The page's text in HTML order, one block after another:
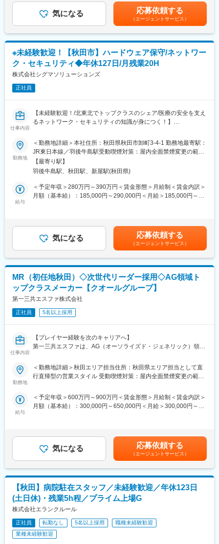
■開発環境：NET, C#, VB, SQLなど
す。
タブレット薬歴をはじめ、シグマコネクト（新薬情報や操作マニ
ュアル、イベントの開催案内まで、様々な情報をメニュー画面か
らお知らせ）などの新機能を多数搭載。
クラウド版薬歴や本部管理システムなどのチェーン薬局向け機能
も充実。
Elixirシリーズの使いやすさはそのままに、お客様から末永く選ば
れるレセコンとなるよう進化しました。
■当社について：
シェアを誇り、業界としてもニーズが増え続けている成長産業で
す。
当社システムや全国3,000軒の調剤薬局で使用されています。
当社では医療システム（電子カルテ、医療事務システムなど）、
スケア領域におけるITシステム導入での地域貢献を行っておりま
す。
弊社が業界に先んじて開発しました。QRコードで患者さんの服薬
ログの管理など新しいシステムや開発を取り入れ成長していま
す。
変更の範囲：会社の定める業務
気になる 応募依頼する
（エージェントサービス）
※未経験歓迎！【秋田市】ハードウェア保守/ネットワー
ク・セキュリティ◆年休127日/月残業20H
株式会社シグマソリューションズ
正社員
仕事内容
【未経験歓迎！/北東北でトップクラスのシェア/医療の安全を支え
るネットワーク・セキュリティの知識が身につく！】
■魅力
・年間休日127日、残業20時間程度で働きやすい環境です！
・北東北にて、医療機関向けシステムの導入でトップクラスのシ
ェアを誇り、業界における認知度が高く、安定しています！
・医療DX化に伴い需要が急増している「ネットワーク構築」や
「セキュリティ対策」の最前線に関わることができ、エンジニア
としての専門性を高められます。
開発および販売を手掛ける同社にて、ネットワーク・セキュリテ
ィ構築やハードウェア保守を担当いただきます。入社後の適性や
希望に応じて、以下いずれかの業務、または複合的な業務に振り
＜ネットワーク・セキュリティ業務＞
・プリセールス（営業同行または単独での、ヒアリング／要件定
義／提案書・見積作成／プレゼン）
・設計（物理構成・論理構成の設計）
・機器（UTMや各種ネットワークスイッチ等）の設定、設置
・保守運用
・最新セキュリティ動向の調査・標準化（ニュース等で報じられ
る重大インシデントの分析と、医療機関向けの独自構築ガイドラ
インへの反映・アップデート）
・顧客が利用するＩＴ機器（サーバ、ネットワーク、PC等）の障
害発生時の対応
・システム導入時の設置作業・配線作業等
経験の方でも安心して就業可能です。
業界としてもニーズが高い成長産業です。
昨今はセキュリティの重要度が高まっており、医療機関へ特化し
たセキュアなネットワーク環境の提案にも注力しています。
当社では医療システム、介護システム、歯科医院向けのシステム
などの販社として、ヘルスケア領域におけるITシステム導入での
地域貢献を行っております。
また自社開発製品である調剤薬局向けシステム「ElixirS」は、代
理店を通じて全国の調剤薬局に導入されております。
勤務地
＜勤務地詳細＞本社住所：秋田県秋田市卸町3-4-1 勤務地最寄駅：
JR東日本線／羽後牛島駅受動喫煙対策：屋内全面禁煙変更の範
囲：会社の定める事業所
【最寄り駅】
羽後牛島駅、秋田駅、新屋駅(秋田県)
給与
＜予定年収＞280万円～390万円＜賃金形態＞月給制＜賃金内訳＞
月額（基本給）：185,000円～290,000円＜月給＞185,000円～
気になる 応募依頼する
（エージェントサービス）
MR（初任地秋田）◇次世代リーダー採用◇AG領域ト
ップクラスメーカー【クオールグループ】
第一三共エスファ株式会社
正社員 5名以上採用
仕事内容
【プレイヤー経験を次のキャリアへ】
第一三共エスファは、AG（オーソライズド・ジェネリック）領域
2024年よりクオールグループの中核企業として新たな成長フェー
ズを迎え、
秋田エリアで将来の営業組織を担う次世代リーダー候補の募集で
す。
ションです。
【仕事内容】
医師・病院薬剤師・調剤薬局に対する情報提供活動を担当いただ
きます。
同社MRの特徴は、価格訴求中心の営業ではなく、
・先発品からの適切な切替提案
・医療安全の向上
・安定供給への貢献
・医療機関・薬局の運営課題への提案
など、医療現場の課題解決に踏み込んだ提案型営業であること。
ジェネリックメーカーでありながら、高い専門性と提案力を発揮
勤務地
＜勤務地詳細＞秋田エリア担当住所：秋田県エリア担当として直
行直帰型の営業スタイル 受動喫煙対策：屋内全面禁煙変更の範
給与
＜予定年収＞600万円～900万円＜賃金形態＞月給制＜賃金内訳＞
月額（基本給）：300,000円～650,000円＜月給＞300,000円～
勤手当、社宅制度等があります。賃金はあくまでも目安の金額で
あり、選考を通じて上下する可能性があります。月給(月額)は固定
手当を含めた表記です。
気になる 応募依頼する
（エージェントサービス）
【秋田】病院駐在スタッフ／未経験歓迎／年休123日
(土日休)・残業5h程／プライム上場G
株式会社エランクルール
正社員 転勤なし 5名以上採用
職種未経験歓迎
業種未経験歓迎